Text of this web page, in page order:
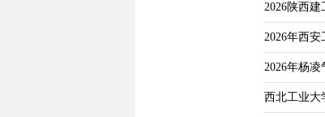
2026陕西建
2026年西
2026年杨凌
西北工业大